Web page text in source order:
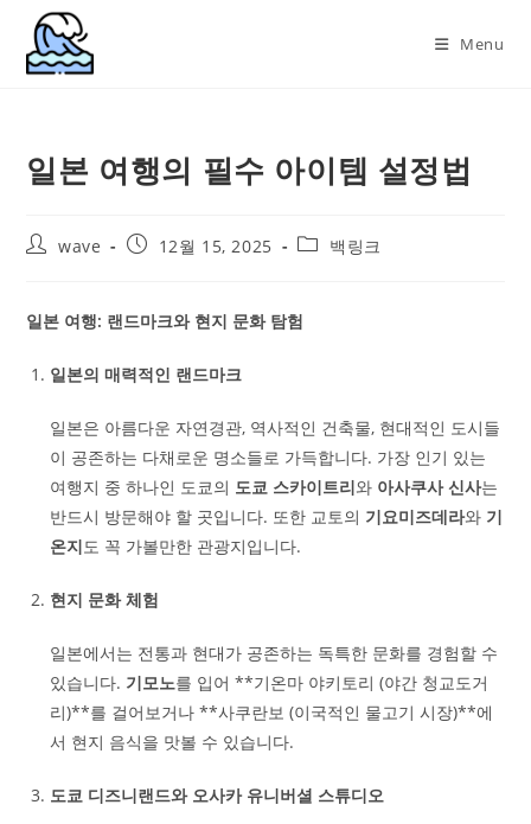
content
Menu
일본 여행의 필수 아이템 설정법
Postwave
Post12월 15, 2025
Post백링크
일본 여행: 랜드마크와 현지 문화 탐험
일본의 매력적인 랜드마크
일본은 아름다운 자연경관, 역사적인 건축물, 현대적인 도시들
이 공존하는 다채로운 명소들로 가득합니다. 가장 인기 있는
여행지 중 하나인 도쿄의 도쿄 스카이트리와 아사쿠사 신사는
반드시 방문해야 할 곳입니다. 또한 교토의 기요미즈데라와 기
온지도 꼭 가볼만한 관광지입니다.
현지 문화 체험
일본에서는 전통과 현대가 공존하는 독특한 문화를 경험할 수
있습니다. 기모노를 입어 **기온마 야키토리 (야간 청교도거
리)**를 걸어보거나 **사쿠란보 (이국적인 물고기 시장)**에
서 현지 음식을 맛볼 수 있습니다.
도쿄 디즈니랜드와 오사카 유니버셜 스튜디오